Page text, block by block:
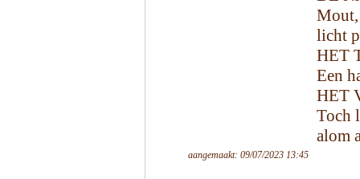
licht
HET
Een
HET
Toch
alom
aangemaakt: 09/07/2023 13:45